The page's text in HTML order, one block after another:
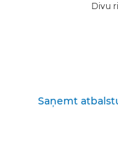
Divu
Saņemt